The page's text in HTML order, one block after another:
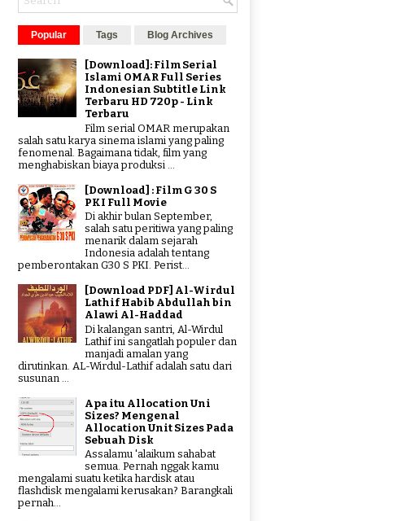
Popular Tags Blog Archives
[Download]: Film Serial
Islami OMAR Full Series
Indonesian Subtitle Link
Terbaru HD 720p - Link
Terbaru
Film serial OMAR merupakan
salah satu karya sinema islami yang paling
fenomenal. Bagaimana tidak, film yang
menghabiskan biaya produksi ...
[Download] : Film G 30 S
PKI Full Movie
Di akhir bulan September,
salah satu peritiwa yang paling
menarik dalam sejarah
Indonesia adalah tentang
pemberontakan G30 S PKI. Perist...
[Download PDF] Al-Wirdul
Lathif Habib Abdullah bin
Alawi Al-Haddad
Di kalangan santri, Al-Wirdul
Lathif ini sangatlah populer dan
manjadi amalan yang
dirutinkan. AL-Wirdul-Lathif adalah satu dari
susunan ...
Apa itu Allocation Uni
Sizes? Mengenal
Allocation Unit Sizes Pada
Sebuah Disk
Assalamu 'alaikum sahabat
semua. Pernah nggak kamu
mengalami suatu ketika hardisk atau
flashdisk mengalami kerusakan? Barangkali
pernah...